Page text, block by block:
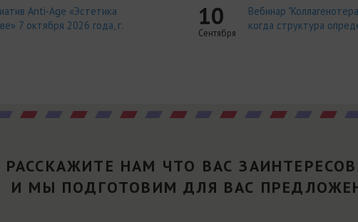
Anti-Age «Эстетика
7 октября 2026 года, г.
10
Сентября
Вебинар
когда структура
РАССКАЖИТЕ НАМ ЧТО ВАС
И МЫ ПОДГОТОВИМ ДЛЯ ВАС